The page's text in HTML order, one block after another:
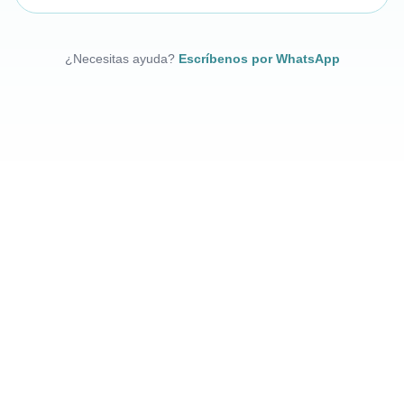
¿Necesitas ayuda? Escríbenos por WhatsApp